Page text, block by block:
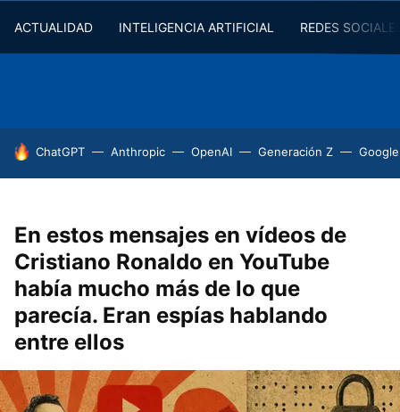
ACTUALIDAD INTELIGENCIA ARTIFICIAL REDES
HOY SE HABLA DE
ChatGPT Anthropic OpenAI Generación Z
En estos mensajes en vídeos de
Cristiano Ronaldo en YouTube
había mucho más de lo que
parecía. Eran espías hablando
entre ellos